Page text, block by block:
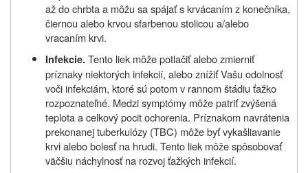
až do chrbta a môžu sa spájať s krvácaním z konečníka,
čiernou alebo krvou sfarbenou stolicou a/alebo
vracaním krvi.
Infekcie.Tento liek môže potlačiť alebo zmierniť
príznaky niektorých infekcií, alebo znížiť Vašu odolnosť
voči infekciám, ktoré sú potom v rannom štádiu ťažko
rozpoznateľné. Medzi symptómy môže patriť zvýšená
teplota a celkový pocit ochorenia. Príznakom navrátenia
prekonanej tuberkulózy (TBC) môže byť vykašliavanie
krvi alebo bolesť na hrudi. Tento liek môže spôsobovať
väčšiu náchylnosť na rozvoj ťažkých infekcií.